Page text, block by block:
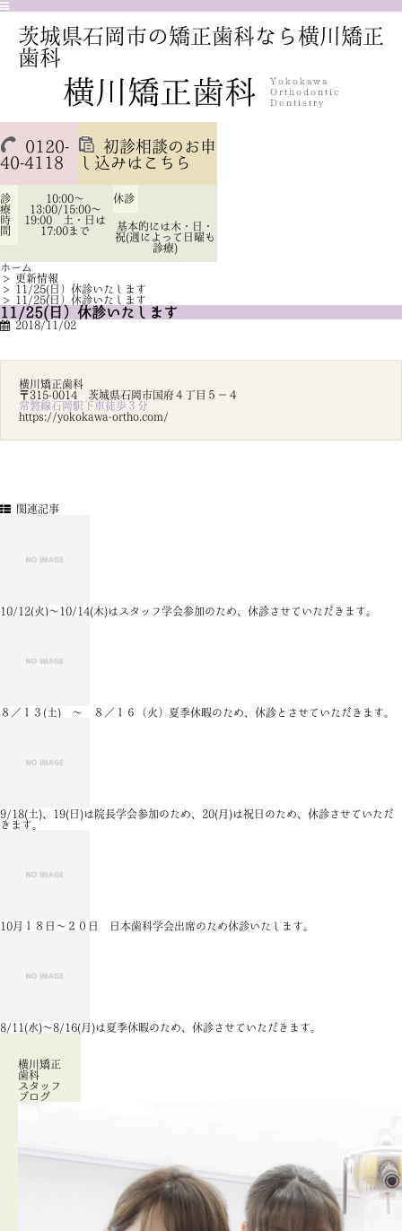
茨城県石岡市の矯正歯科なら横川矯正
歯科
0120-
40-4118
初診相談のお申
し込みはこちら
診
療
時
間
10:00～
13:00/15:00～
19:00 土・日は
17:00まで
休診
基本的には木・日・
祝(週によって日曜も
診療)
ホーム
> 更新情報
> 11/25(日）休診いたします
> 11/25(日）休診いたします
11/25(日）休診いたします
2018/11/02
横川矯正歯科
〒315-0014 茨城県石岡市国府４丁目５－４
常磐線石岡駅下車徒歩３分
https://yokokawa-ortho.com/
関連記事
10/12(火)～10/14(木)はスタッフ学会参加のため、休診させていただきます。
８／１３(土) ～ ８／１６（火）夏季休暇のため、休診とさせていただきます。
9/18(土)、19(日)は院長学会参加のため、20(月)は祝日のため、休診させていただ
きます。
10月１８日～２０日 日本歯科学会出席のため休診いたします。
8/11(水)～8/16(月)は夏季休暇のため、休診させていただきます。
横川矯正
歯科
スタッフ
ブログ